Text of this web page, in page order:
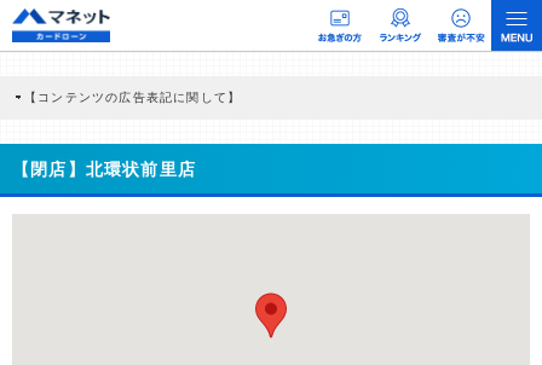
【コンテンツの広告表記に関して】
商品を根拠なくPRするものではなく、当編集部の調査／ユーザーへの口コミ収集な
どに基づき、公平性を担保した情報提供を行っています。
>提携企業一覧
【閉店】北環状前里店